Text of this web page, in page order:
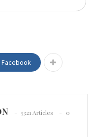
Facebook
5321 Articles
0